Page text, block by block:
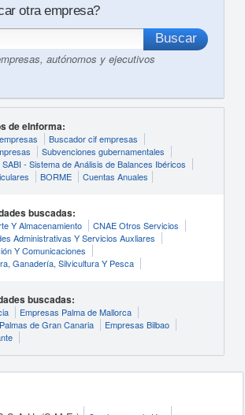
otra empresa?
autónomos y ejecutivos
de eInforma:
Buscador cif empresas
Subvenciones gubernamentales
SABI - Sistema de Análisis de Balances Ibéricos
BORME Cuentas Anuales
buscadas:
Y Almacenamiento
CNAE Otros Servicios
Administrativas Y Servicios Auxliares
Y Comunicaciones
Ganadería, Silvicultura Y Pesca
buscadas:
Empresas Palma de Mallorca
de Gran Canaria
Empresas Bilbao